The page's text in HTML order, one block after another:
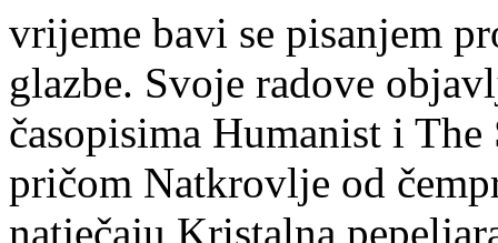
vrijeme bavi se pisanjem
glazbe. Svoje radove
časopisima Humanist i
pričom Natkrovlje od
natječaju Kristalna